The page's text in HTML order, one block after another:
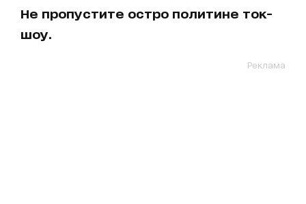
Не пропустите остро политине ток-
шоу.
Реклама